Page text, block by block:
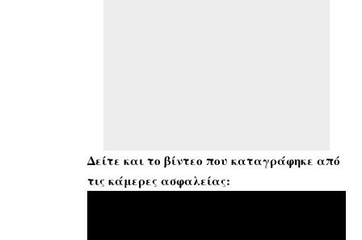
Δείτε και το βίντεο που καταγράφηκε από
τις κάμερες ασφαλείας: